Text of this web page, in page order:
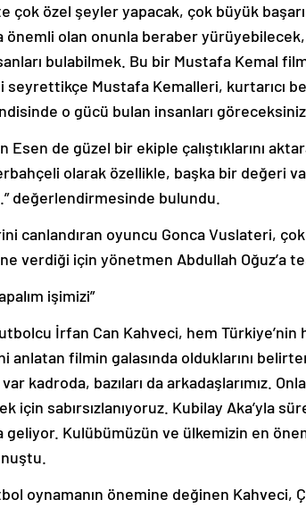
çok özel şeyler yapacak, çok büyük
önemli olan onunla beraber
bulabilmek. Bu bir Mustafa Kemal
seyrettikçe Mustafa Kemalleri, kurtarıcı
o gücü bulan insanları
Esen de güzel bir ekiple çalıştıklarını
olarak özellikle, başka bir değeri
değerlendirmesinde bulundu.
canlandıran oyuncu Gonca Vuslateri,
verdiği için yönetmen Abdullah Oğuz’a
işimizi”
İrfan Can Kahveci, hem
anlatan filmin galasında olduklarını
kadroda, bazıları da arkadaşlarımız.
için sabırsızlanıyoruz. Kubilay Aka’yla
geliyor. Kulübümüzün ve ülkemizin en
oynamanın önemine değinen Kahveci,